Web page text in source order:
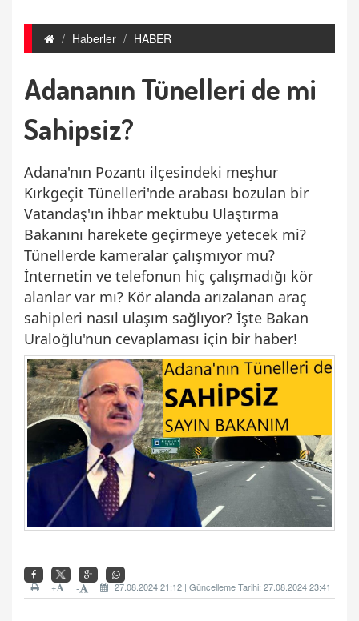
Haberler HABER
Adananın Tünelleri de mi
Sahipsiz?
Adana'nın Pozantı ilçesindeki meşhur
Kırkgeçit Tünelleri'nde arabası bozulan bir
Vatandaş'ın ihbar mektubu Ulaştırma
Bakanını harekete geçirmeye yetecek mi?
Tünellerde kameralar çalışmıyor mu?
İnternetin ve telefonun hiç çalışmadığı kör
alanlar var mı? Kör alanda arızalanan araç
sahipleri nasıl ulaşım sağlıyor? İşte Bakan
Uraloğlu'nun cevaplaması için bir haber!
27.08.2024 21:12 | Güncelleme Tarihi: 27.08.2024 23:41
-
+